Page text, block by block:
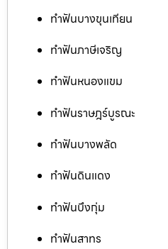
ทำฟันบางขุนเทียน
ทำฟันภาษีเจริญ
ทำฟันหนองแขม
ทำฟันราษฎร์บูรณะ
ทำฟันบางพลัด
ทำฟันดินแดง
ทำฟันบึงกุ่ม
ทำฟันสาทร